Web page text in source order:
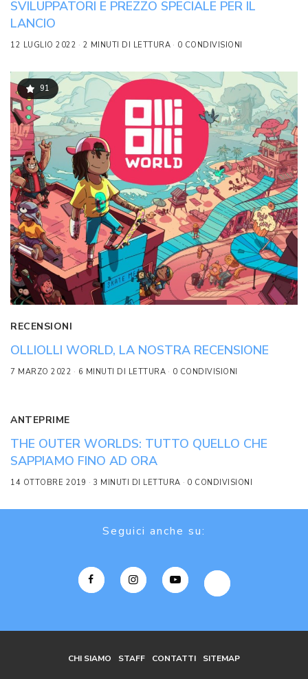
SVILUPPATORI E PREZZO SPECIALE PER IL
LANCIO
12 LUGLIO 2022 2 MINUTI DI LETTURA 0 CONDIVISIONI
91
RECENSIONI
OLLIOLLI WORLD, LA NOSTRA RECENSIONE
7 MARZO 2022 6 MINUTI DI LETTURA 0 CONDIVISIONI
ANTEPRIME
THE OUTER WORLDS: TUTTO QUELLO CHE
SAPPIAMO FINO AD ORA
14 OTTOBRE 2019 3 MINUTI DI LETTURA 0 CONDIVISIONI
Seguici anche su:
CHI SIAMO STAFF CONTATTI SITEMAP